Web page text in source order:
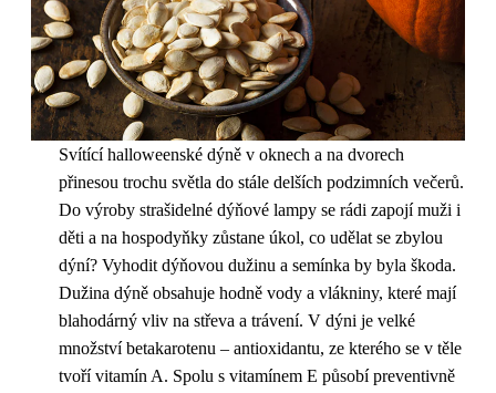
Svítící halloweenské dýně v oknech a na dvorech
přinesou trochu světla do stále delších podzimních večerů.
Do výroby strašidelné dýňové lampy se rádi zapojí muži i
děti a na hospodyňky zůstane úkol, co udělat se zbylou
dýní? Vyhodit dýňovou dužinu a semínka by byla škoda.
Dužina dýně obsahuje hodně vody a vlákniny, které mají
blahodárný vliv na střeva a trávení. V dýni je velké
množství betakarotenu – antioxidantu, ze kterého se v těle
tvoří vitamín A. Spolu s vitamínem E působí preventivně